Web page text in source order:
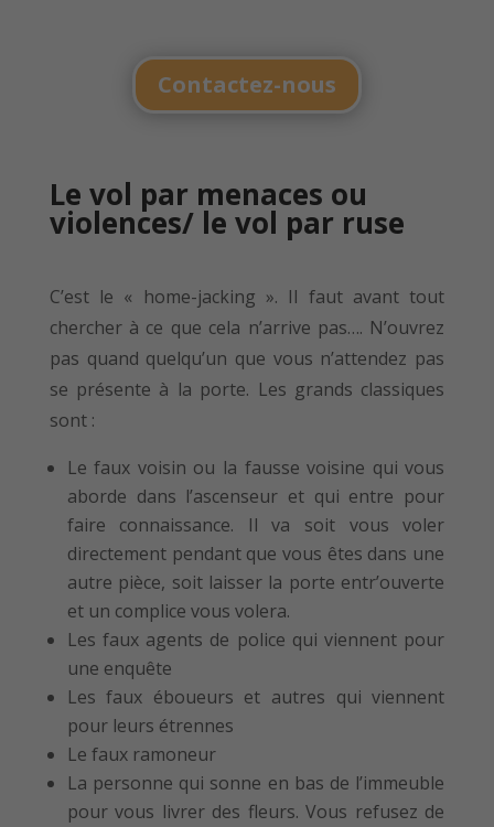
Contactez-nous
Le vol par menaces ou
violences/ le vol par ruse
C’est le « home-jacking ». Il faut avant tout
chercher à ce que cela n’arrive pas…. N’ouvrez
pas quand quelqu’un que vous n’attendez pas
se présente à la porte. Les grands classiques
sont :
Le faux voisin ou la fausse voisine qui vous
aborde dans l’ascenseur et qui entre pour
faire connaissance. Il va soit vous voler
directement pendant que vous êtes dans une
autre pièce, soit laisser la porte entr’ouverte
et un complice vous volera.
Les faux agents de police qui viennent pour
une enquête
Les faux éboueurs et autres qui viennent
pour leurs étrennes
Le faux ramoneur
La personne qui sonne en bas de l’immeuble
pour vous livrer des fleurs. Vous refusez de